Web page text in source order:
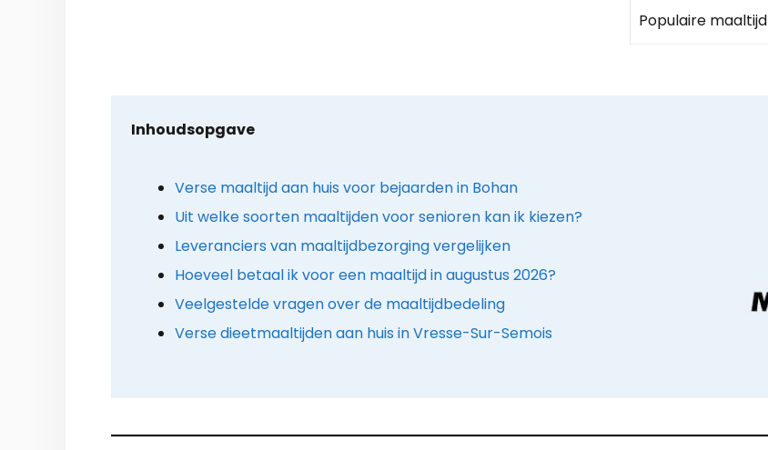
Populaire maaltijd
Inhoudsopgave
Verse maaltijd aan huis voor bejaarden in Bohan
Uit welke soorten maaltijden voor senioren kan ik kiezen?
Leveranciers van maaltijdbezorging vergelijken
Hoeveel betaal ik voor een maaltijd in augustus 2026?
Veelgestelde vragen over de maaltijdbedeling
Verse dieetmaaltijden aan huis in Vresse-Sur-Semois